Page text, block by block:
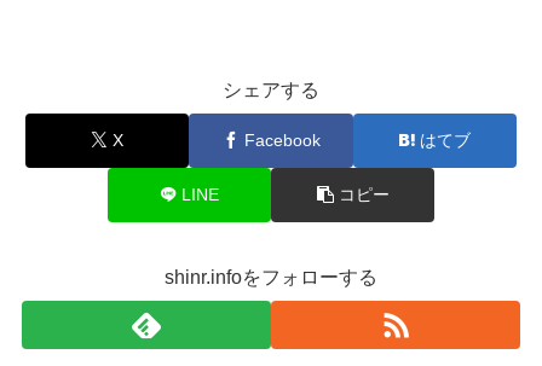
シェアする
X Facebook はてブ
LINE コピー
shinr.infoをフォローする